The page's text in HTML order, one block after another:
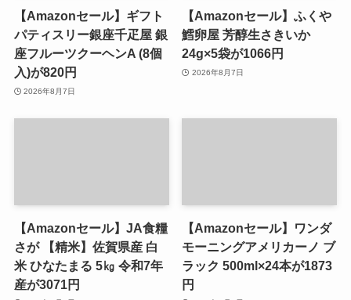
【Amazonセール】ギフト
パティスリー銀座千疋屋 銀
座フルーツクーヘンA (8個
入)が820円
2026年8月7日
【Amazonセール】ふくや
鱈卵屋 芳醇生さきいか
24g×5袋が1066円
2026年8月7日
【Amazonセール】JA食糧
さが 【精米】佐賀県産 白
米 ひなたまる 5㎏ 令和7年
産が3071円
【Amazonセール】ワンダ
モーニングアメリカーノ ブ
ラック 500ml×24本が1873
円